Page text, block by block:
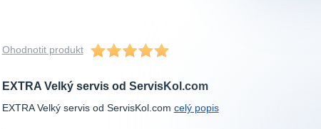
Ohodnotit produkt
EXTRA Velký servis od ServisKol.com
EXTRA Velký servis od ServisKol.com celý popis